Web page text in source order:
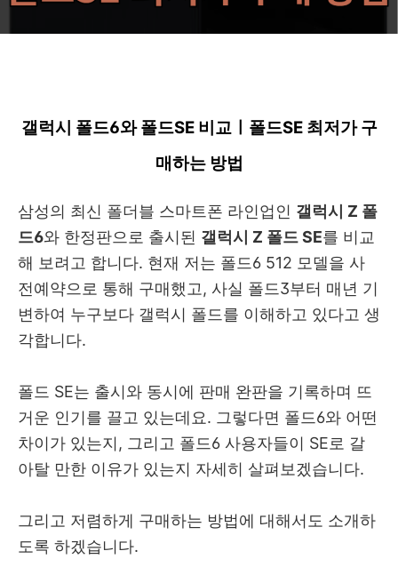
갤럭시 폴드6와 폴드SE 비교ㅣ폴드SE 최저가 구
매하는 방법
삼성의 최신 폴더블 스마트폰 라인업인 갤럭시 Z 폴
드6와 한정판으로 출시된 갤럭시 Z 폴드 SE를 비교
해 보려고 합니다. 현재 저는 폴드6 512 모델을 사
전예약으로 통해 구매했고, 사실 폴드3부터 매년 기
변하여 누구보다 갤럭시 폴드를 이해하고 있다고 생
각합니다.
폴드 SE는 출시와 동시에 판매 완판을 기록하며 뜨
거운 인기를 끌고 있는데요. 그렇다면 폴드6와 어떤
차이가 있는지, 그리고 폴드6 사용자들이 SE로 갈
아탈 만한 이유가 있는지 자세히 살펴보겠습니다.
그리고 저렴하게 구매하는 방법에 대해서도 소개하
도록 하겠습니다.